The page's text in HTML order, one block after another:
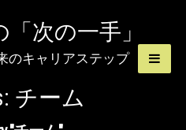
次の一手」
のキャリアステップ
チーム